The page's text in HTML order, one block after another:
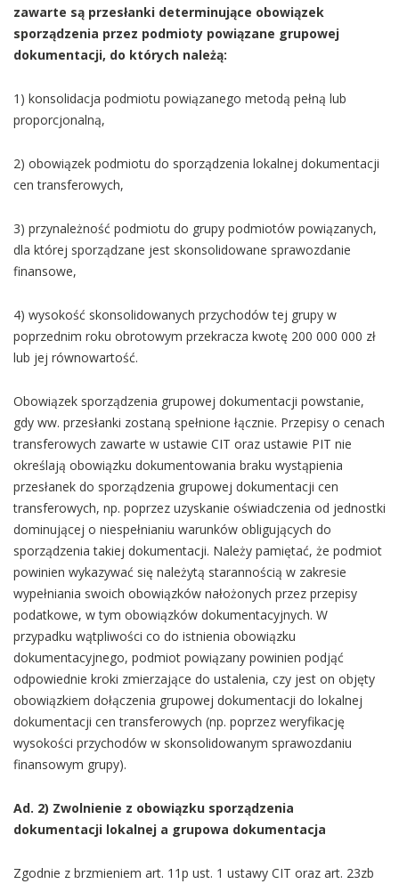
zawarte są przesłanki determinujące obowiązek
sporządzenia przez podmioty powiązane grupowej
dokumentacji, do których należą:
1) konsolidacja podmiotu powiązanego metodą pełną lub
proporcjonalną,
2) obowiązek podmiotu do sporządzenia lokalnej dokumentacji
cen transferowych,
3) przynależność podmiotu do grupy podmiotów powiązanych,
dla której sporządzane jest skonsolidowane sprawozdanie
finansowe,
4) wysokość skonsolidowanych przychodów tej grupy w
poprzednim roku obrotowym przekracza kwotę 200 000 000 zł
lub jej równowartość.
Obowiązek sporządzenia grupowej dokumentacji powstanie,
gdy ww. przesłanki zostaną spełnione łącznie. Przepisy o cenach
transferowych zawarte w ustawie CIT oraz ustawie PIT nie
określają obowiązku dokumentowania braku wystąpienia
przesłanek do sporządzenia grupowej dokumentacji cen
transferowych, np. poprzez uzyskanie oświadczenia od jednostki
dominującej o niespełnianiu warunków obligujących do
sporządzenia takiej dokumentacji. Należy pamiętać, że podmiot
powinien wykazywać się należytą starannością w zakresie
wypełniania swoich obowiązków nałożonych przez przepisy
podatkowe, w tym obowiązków dokumentacyjnych. W
przypadku wątpliwości co do istnienia obowiązku
dokumentacyjnego, podmiot powiązany powinien podjąć
odpowiednie kroki zmierzające do ustalenia, czy jest on objęty
obowiązkiem dołączenia grupowej dokumentacji do lokalnej
dokumentacji cen transferowych (np. poprzez weryfikację
wysokości przychodów w skonsolidowanym sprawozdaniu
finansowym grupy).
Ad. 2) Zwolnienie z obowiązku sporządzenia
dokumentacji lokalnej a grupowa dokumentacja
Zgodnie z brzmieniem art. 11p ust. 1 ustawy CIT oraz art. 23zb